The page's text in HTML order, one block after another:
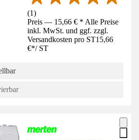
(1)
Preis — 15,66 € * Alle Preise
inkl. MwSt. und ggf. zzgl.
Versandkosten pro ST15,66
€*/ ST